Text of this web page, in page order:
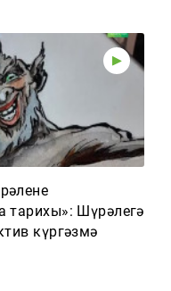
тарихы»: Шүрәлегә
күргәзмә